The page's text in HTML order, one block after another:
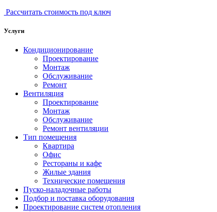
Рассчитать стоимость под ключ
Услуги
Кондиционирование
Проектирование
Монтаж
Обслуживание
Ремонт
Вентиляция
Проектирование
Монтаж
Обслуживание
Ремонт вентиляции
Тип помещения
Квартира
Офис
Рестораны и кафе
Жилые здания
Технические помещения
Пуско-наладочные работы
Подбор и поставка оборудования
Проектирование систем отопления